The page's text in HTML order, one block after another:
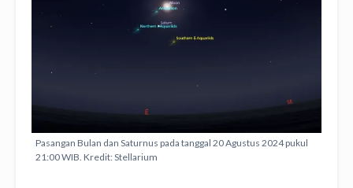
Pasangan Bulan dan Saturnus pada tanggal 20 Agustus 2024 pukul
21:00 WIB. Kredit: Stellarium